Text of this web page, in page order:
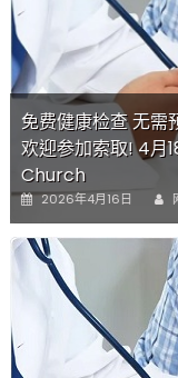
筝声与琴韵交汇
与钢琴的精彩对话
免费健康检查 无需
欢迎参加索取! 4月
Church
Posted
2026年4月16日